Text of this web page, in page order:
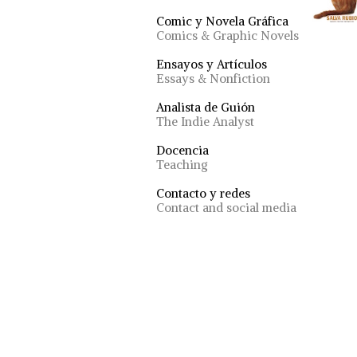
Comic y Novela Gráfica
Comics & Graphic Novels
Ensayos y Artículos
Essays & Nonfiction
Analista de Guión
The Indie Analyst
Docencia
Teaching
Contacto y redes
Contact and social media